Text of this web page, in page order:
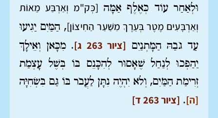
וּלְאַחַר עוֹד כְּאֶלֶף אַמָּה [כְּק"מ וְאַרְבַּע מֵאוֹת
וְאַרְבָּעִים מֶטֶר בְּעֵרֶךְ מִשַּׁעַר הַחִיצוֹן], הַמַּיִם יַגִּיעוּ
עַד גֹּבַהּ הַמָּתְנַיִם [ציור 263 ג]
. מִכָּאן וְאֵילָךְ
יַהַפְכוּ לְנַחַל שֶׁאָסוּר לְהִכָּנֵס בּוֹ בְּשֶׁל עָצְמַת
זְרִימַת הַמַּיִם, וְלֹא יִהְיֶה נִתָּן לַעֲבֹר בּוֹ גַּם בִּשְׂחִיָּה
[ה]. [ציור 263 ד]